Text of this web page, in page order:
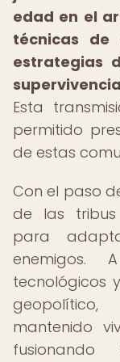
edad en el
técnicas de
estrategias
Esta
permitido
de estas
Con el paso
de las tribus
para
enemigos.
tecnológicos
mantenido
fusionando